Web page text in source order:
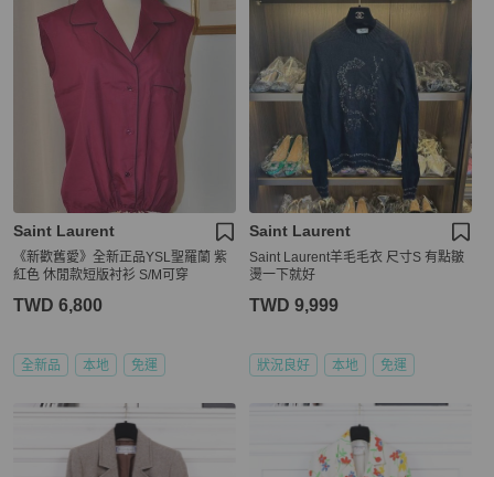
Saint Laurent
《新歡舊愛》全新正品YSL聖羅蘭 紫
紅色 休閒款短版衬衫 S/M可穿
TWD 6,800
全新品 本地 免運
Saint Laurent
Saint Laurent羊毛毛衣 尺寸S 有點皺
燙一下就好
TWD 9,999
狀況良好 本地 免運